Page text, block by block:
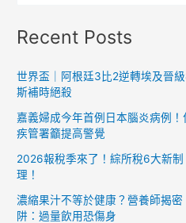
Recent Posts
世界盃｜阿根廷3比2逆轉埃及晉
斯補時絕殺
嘉義婦成今年首例日本腦炎病例
疾管署籲提高警覺
2026報稅季來了！綜所稅6大新
理！
濃縮果汁不等於健康？營養師揭
阱：過量飲用恐傷身